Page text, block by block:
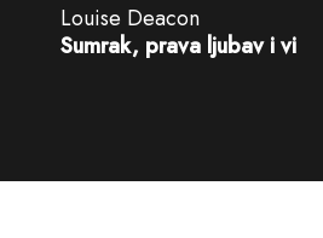
Louise Deacon
Sumrak, prava ljubav i vi